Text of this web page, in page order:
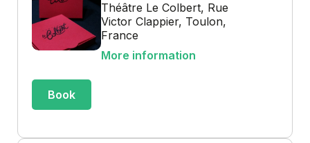
Théâtre Le Colbert, Rue
Victor Clappier, Toulon,
France
More information
Book